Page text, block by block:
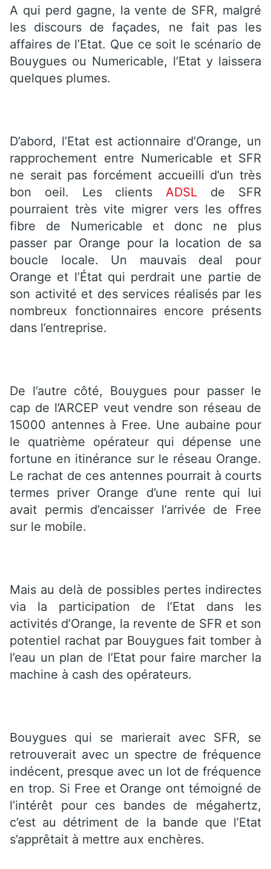
A qui perd gagne, la vente de SFR, malgré
les discours de façades, ne fait pas les
affaires de l’Etat. Que ce soit le scénario de
Bouygues ou Numericable, l’Etat y laissera
quelques plumes.
D’abord, l’Etat est actionnaire d’Orange, un
rapprochement entre Numericable et SFR
ne serait pas forcément accueilli d’un très
bon oeil. Les clients ADSL de SFR
pourraient très vite migrer vers les offres
fibre de Numericable et donc ne plus
passer par Orange pour la location de sa
boucle locale. Un mauvais deal pour
Orange et l’État qui perdrait une partie de
son activité et des services réalisés par les
nombreux fonctionnaires encore présents
dans l’entreprise.
De l’autre côté, Bouygues pour passer le
cap de l’ARCEP veut vendre son réseau de
15000 antennes à Free. Une aubaine pour
le quatrième opérateur qui dépense une
fortune en itinérance sur le réseau Orange.
Le rachat de ces antennes pourrait à courts
termes priver Orange d’une rente qui lui
avait permis d’encaisser l’arrivée de Free
sur le mobile.
Mais au delà de possibles pertes indirectes
via la participation de l’Etat dans les
activités d’Orange, la revente de SFR et son
potentiel rachat par Bouygues fait tomber à
l’eau un plan de l’Etat pour faire marcher la
machine à cash des opérateurs.
Bouygues qui se marierait avec SFR, se
retrouverait avec un spectre de fréquence
indécent, presque avec un lot de fréquence
en trop. Si Free et Orange ont témoigné de
l’intérêt pour ces bandes de mégahertz,
c’est au détriment de la bande que l’Etat
s’apprêtait à mettre aux enchères.